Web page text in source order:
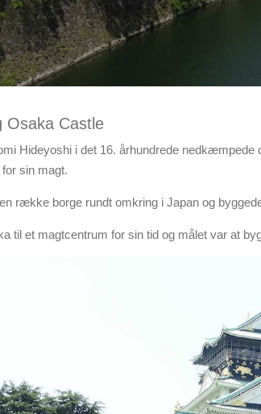
Osaka Castle
Hideyoshi i det 16. århundrede
sin magt.
række borge rundt omkring i Japan og
til et magtcentrum for sin tid og målet var at